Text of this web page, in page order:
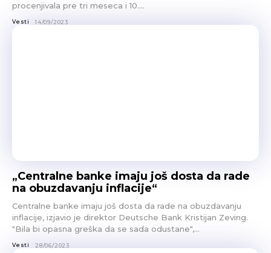
procenjivala pre tri meseca i 10....
Vesti 14/09/2023
„Centralne banke imaju još dosta da rade
na obuzdavanju inflacije“
Centralne banke imaju još dosta da rade na obuzdavanju
inflacije, izjavio je direktor Deutsche Bank Kristijan Zeving.
"Bila bi opasna greška da se sada odustane",...
Vesti 28/06/2023